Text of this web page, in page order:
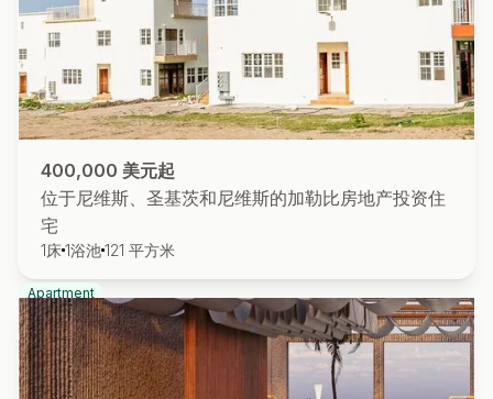
400,000 美元起
位于尼维斯、圣基茨和尼维斯的加勒比房地产投资住
宅
1床1浴池121 平方米
Apartment